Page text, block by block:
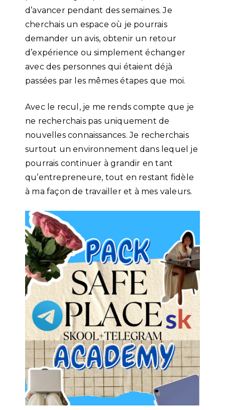
d’avancer pendant des semaines. Je
cherchais un espace où je pourrais
demander un avis, obtenir un retour
d’expérience ou simplement échanger
avec des personnes qui étaient déjà
passées par les mêmes étapes que moi.
Avec le recul, je me rends compte que je
ne recherchais pas uniquement de
nouvelles connaissances. Je recherchais
surtout un environnement dans lequel je
pourrais continuer à grandir en tant
qu’entrepreneure, tout en restant fidèle
à ma façon de travailler et à mes valeurs.